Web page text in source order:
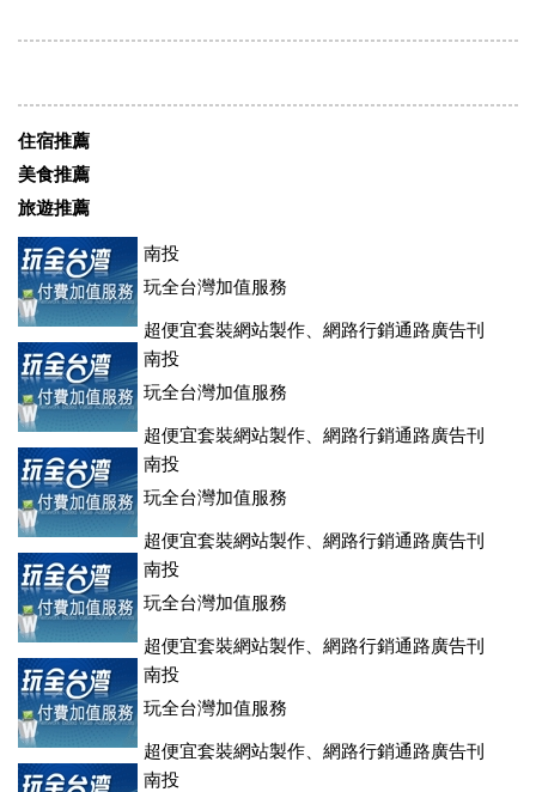
住宿推薦
美食推薦
旅遊推薦
南投
玩全台灣加值服務
超便宜套裝網站製作、網路行銷通路廣告刊
登、訂房系統、客房委託旅行社銷售，全面優惠中....
南投
玩全台灣加值服務
超便宜套裝網站製作、網路行銷通路廣告刊
登、訂房系統、客房委託旅行社銷售，全面優惠中....
南投
玩全台灣加值服務
超便宜套裝網站製作、網路行銷通路廣告刊
登、訂房系統、客房委託旅行社銷售，全面優惠中....
南投
玩全台灣加值服務
超便宜套裝網站製作、網路行銷通路廣告刊
登、訂房系統、客房委託旅行社銷售，全面優惠中....
南投
玩全台灣加值服務
超便宜套裝網站製作、網路行銷通路廣告刊
登、訂房系統、客房委託旅行社銷售，全面優惠中....
南投